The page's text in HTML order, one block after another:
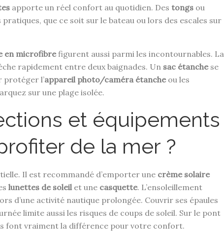
apporte un réel confort au quotidien. Des tongs ou
pratiques, que ce soit sur le bateau ou lors des escales sur
en microfibrefigurent aussi parmi les incontournables. La
rapidement entre deux baignades. Un sac étanchese
protéger l’appareil photo/caméra étancheou les
sur une plage isolée.
et équipements
de la mer ?
Il est recommandé d’emporter une crème solaire
lunettes de soleil et une casquette. L’ensoleillement
d’une activité nautique prolongée. Couvrir ses épaules
limite aussi les risques de coups de soleil. Sur le pont
font vraiment la différence pour votre confort.